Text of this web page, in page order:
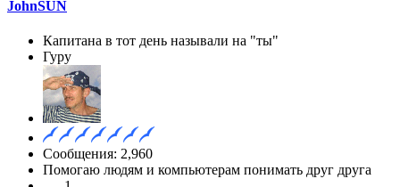
JohnSUN
Капитана в тот день называли на "ты"
Гуру
Сообщения: 2,960
Помогаю людям и компьютерам понимать друг друга